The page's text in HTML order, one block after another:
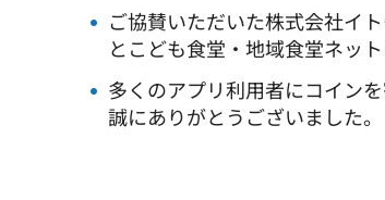
ご協賛いただいた株式会社イ
とこども食堂・地域食堂ネッ
多くのアプリ利用者にコイン
誠にありがとうございました。